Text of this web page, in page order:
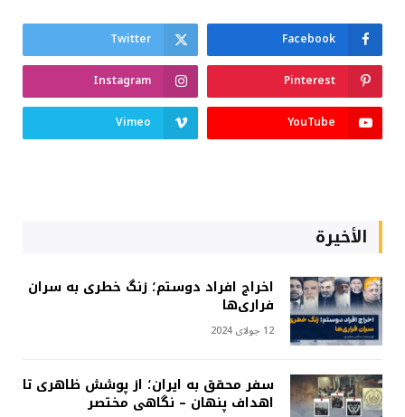
Facebook
Twitter
Pinterest
Instagram
YouTube
Vimeo
الأخيرة
اخراج افراد دوستم؛ زنگ خطری به سران
فراری‌ها
12 جولای 2024
سفر محقق به ایران؛ از پوشش ظاهری تا
اهداف پنهان – نگاهی مختصر